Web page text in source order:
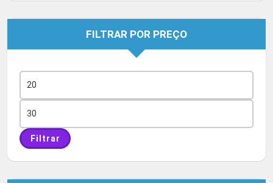
FILTRAR POR PREÇO
mínimo
máximo
Filtrar